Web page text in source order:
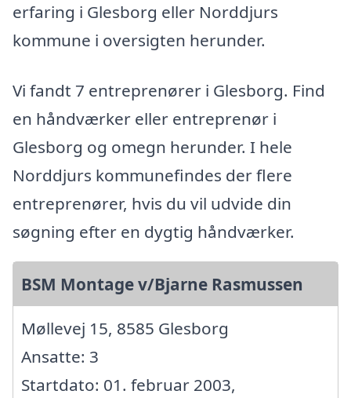
erfaring i Glesborg eller Norddjurs
kommune i oversigten herunder.
Vi fandt 7 entreprenører i Glesborg. Find
en håndværker eller entreprenør i
Glesborg og omegn herunder. I hele
Norddjurs kommunefindes der flere
entreprenører, hvis du vil udvide din
søgning efter en dygtig håndværker.
BSM Montage v/Bjarne Rasmussen
Møllevej 15, 8585 Glesborg
Ansatte: 3
Startdato: 01. februar 2003,